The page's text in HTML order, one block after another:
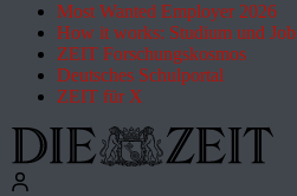
Most Wanted Employer 2026
How it works: Studium und Job
ZEIT Forschungskosmos
Deutsches Schulportal
ZEIT für X